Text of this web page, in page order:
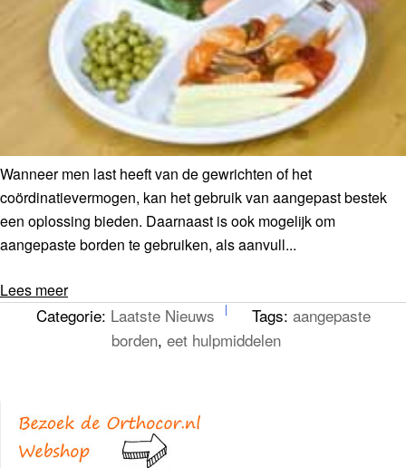
Wanneer men last heeft van de gewrichten of het
coördinatievermogen, kan het gebruik van aangepast bestek
een oplossing bieden. Daarnaast is ook mogelijk om
aangepaste borden te gebruiken, als aanvull...
Lees meer
Categorie: Laatste Nieuws Tags: aangepaste
borden, eet hulpmiddelen